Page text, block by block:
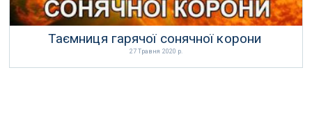
Таємниця гарячої сонячної корони
27 Травня 2020 р.